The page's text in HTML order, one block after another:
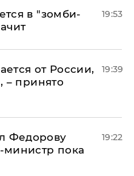
в "зомби-
19:53
от России,
– принято
19:39
Федорову
министр пока
19:22